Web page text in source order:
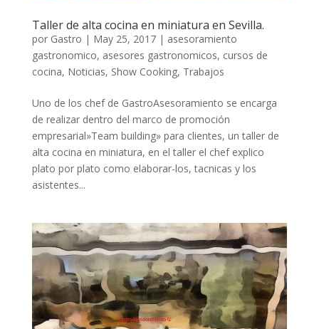
Taller de alta cocina en miniatura en Sevilla.
por Gastro | May 25, 2017| asesoramiento
gastronomico, asesores gastronomicos, cursos de
cocina, Noticias, Show Cooking, Trabajos
Uno de los chef de GastroAsesoramiento se encarga
de realizar dentro del marco de promoción
empresarial»Team building» para clientes, un taller de
alta cocina en miniatura, en el taller el chef explico
plato por plato como elaborar-los, tacnicas y los
asistentes...